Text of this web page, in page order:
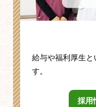
給与や福利厚生と
す。
採用